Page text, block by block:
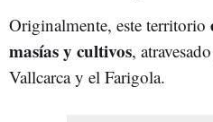
Originalmente, este territorio
masías y cultivos,
Vallcarca y el Farigola.